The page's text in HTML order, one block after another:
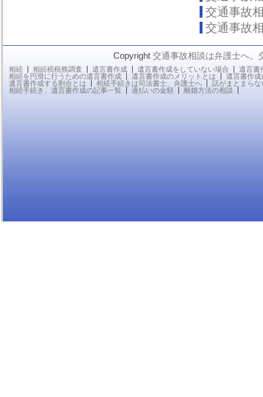
交通事故
交通事故
Copyright 交通事故相談は弁護士へ。
相続 相続税税務調査 遺言書作成 遺言書作成をしていない場合
遺言書
相続を円滑に行うための遺言書作成
遺言書作成のメリットとは
遺言書作
遺言書作成する割合とは
相続手続きは司法書士、弁護士へ
話がまとまら
相続手続き、遺言書作成の記事一覧
過払いの金額 離婚方法の相談